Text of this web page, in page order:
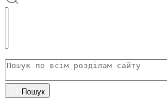
Пошук